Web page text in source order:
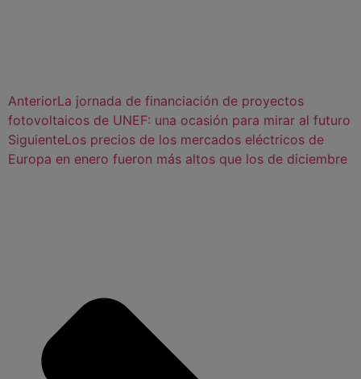
AnteriorLa jornada de financiación de proyectos
fotovoltaicos de UNEF: una ocasión para mirar al futuro
SiguienteLos precios de los mercados eléctricos de
Europa en enero fueron más altos que los de diciembre